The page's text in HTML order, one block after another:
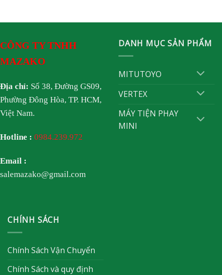
CÔNG TY TNHH
MAZAKO
Địa chỉ: Số 38, Đường GS09,
Phường Đông Hòa, TP. HCM,
Việt Nam.
Hotline : 0984.239.972
Email :
salemazako@gmail.com
DANH MỤC SẢN PHẨM
MITUTOYO
VERTEX
MÁY TIỆN PHAY
MINI
CHÍNH SÁCH
Chính Sách Vận Chuyển
Chính Sách và quy định